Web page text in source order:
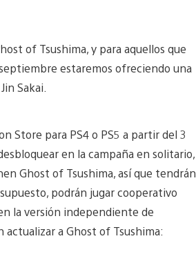
of Tsushima, y para aquellos que
estaremos ofreciendo una
Sakai.
Store para PS4 o PS5 a partir del 3
en la campaña en solitario,
Ghost of Tsushima, así que tendrán
podrán jugar cooperativo
la versión independiente de
a Ghost of Tsushima: